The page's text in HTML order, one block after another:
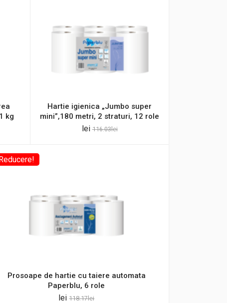
kg
Hartie igienica „Jumbo super
mini”,180 metri, 2 straturi, 12 role
lei 116.03lei
Prosoape de hartie cu taiere automata
Paperblu, 6 role
lei 118.17lei